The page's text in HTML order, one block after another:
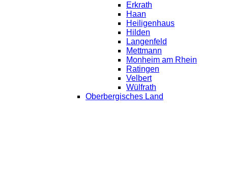
Erkrath
Haan
Heiligenhaus
Hilden
Langenfeld
Mettmann
Monheim am Rhein
Ratingen
Velbert
Wülfrath
Oberbergisches Land